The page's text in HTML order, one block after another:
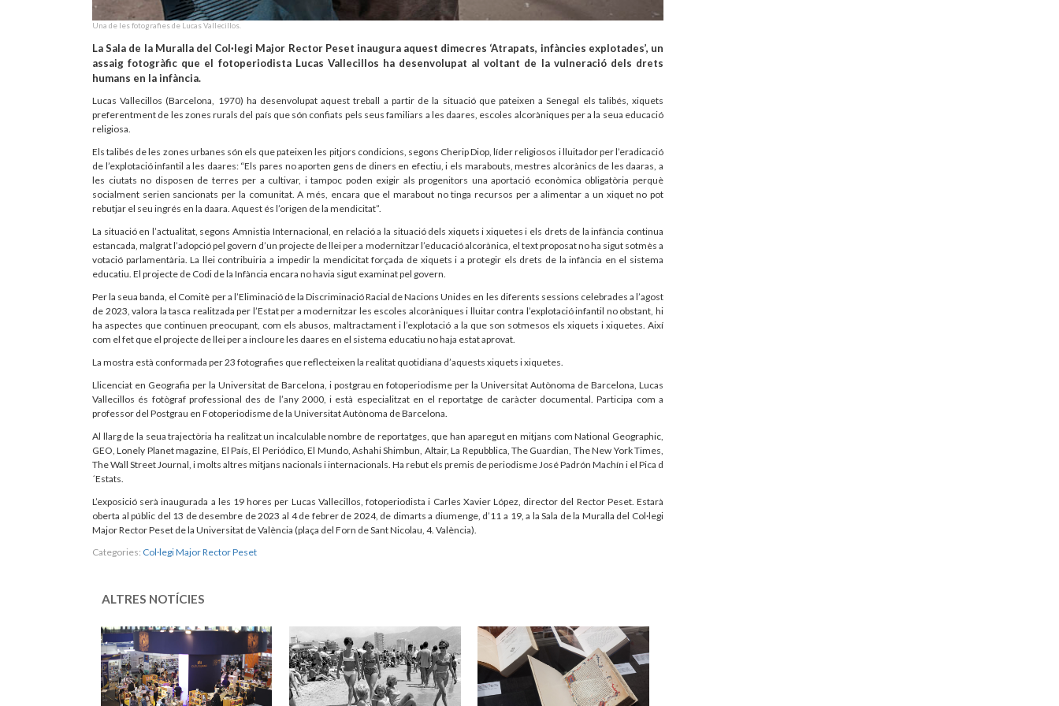
Una de les fotografies de Lucas Vallecillos.
La Sala de la Muralla del Col·legi Major Rector Peset inaugura aquest dimecres ‘Atrapats, infàncies explotades’, un
assaig fotogràfic que el fotoperiodista Lucas Vallecillos ha desenvolupat al voltant de la vulneració dels drets
humans en la infància.
Lucas Vallecillos (Barcelona, 1970) ha desenvolupat aquest treball a partir de la situació que pateixen a Senegal els talibés, xiquets
preferentment de les zones rurals del país que són confiats pels seus familiars a les daares, escoles alcoràniques per a la seua educació
religiosa.
Els talibés de les zones urbanes són els que pateixen les pitjors condicions, segons Cherip Diop, líder religiosos i lluitador per l’eradicació
de l’explotació infantil a les daares: “Els pares no aporten gens de diners en efectiu, i els marabouts, mestres alcorànics de les daaras, a
les ciutats no disposen de terres per a cultivar, i tampoc poden exigir als progenitors una aportació econòmica obligatòria perquè
socialment serien sancionats per la comunitat. A més, encara que el marabout no tinga recursos per a alimentar a un xiquet no pot
rebutjar el seu ingrés en la daara. Aquest és l’origen de la mendicitat”.
La situació en l’actualitat, segons Amnistia Internacional, en relació a la situació dels xiquets i xiquetes i els drets de la infància continua
estancada, malgrat l’adopció pel govern d’un projecte de llei per a modernitzar l’educació alcorànica, el text proposat no ha sigut sotmès a
votació parlamentària. La llei contribuiria a impedir la mendicitat forçada de xiquets i a protegir els drets de la infància en el sistema
educatiu. El projecte de Codi de la Infància encara no havia sigut examinat pel govern.
Per la seua banda, el Comitè per a l’Eliminació de la Discriminació Racial de Nacions Unides en les diferents sessions celebrades a l’agost
de 2023, valora la tasca realitzada per l’Estat per a modernitzar les escoles alcoràniques i lluitar contra l’explotació infantil no obstant, hi
ha aspectes que continuen preocupant, com els abusos, maltractament i l’explotació a la que son sotmesos els xiquets i xiquetes. Així
com el fet que el projecte de llei per a incloure les daares en el sistema educatiu no haja estat aprovat.
La mostra està conformada per 23 fotografies que reflecteixen la realitat quotidiana d’aquests xiquets i xiquetes.
Llicenciat en Geografia per la Universitat de Barcelona, i postgrau en fotoperiodisme per la Universitat Autònoma de Barcelona, Lucas
Vallecillos és fotògraf professional des de l’any 2000, i està especialitzat en el reportatge de caràcter documental. Participa com a
professor del Postgrau en Fotoperiodisme de la Universitat Autònoma de Barcelona.
Al llarg de la seua trajectòria ha realitzat un incalculable nombre de reportatges, que han aparegut en mitjans com National Geographic,
GEO, Lonely Planet magazine, El País, El Periódico, El Mundo, Ashahi Shimbun, Altair, La Repubblica, The Guardian, The New York Times,
The Wall Street Journal, i molts altres mitjans nacionals i internacionals. Ha rebut els premis de periodisme José Padrón Machín i el Pica d
´Estats.
L’exposició serà inaugurada a les 19 hores per Lucas Vallecillos, fotoperiodista i Carles Xavier López, director del Rector Peset. Estarà
oberta al públic del 13 de desembre de 2023 al 4 de febrer de 2024, de dimarts a diumenge, d’11 a 19, a la Sala de la Muralla del Col·legi
Major Rector Peset de la Universitat de València (plaça del Forn de Sant Nicolau, 4. València).
Categories: Col·legi Major Rector Peset
ALTRES NOTÍCIES